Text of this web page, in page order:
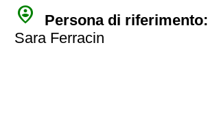
person_pin_circle
Persona di riferimento:
Sara Ferracin